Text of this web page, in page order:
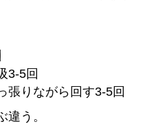
3-5回
りながら回す3-5回
違う。